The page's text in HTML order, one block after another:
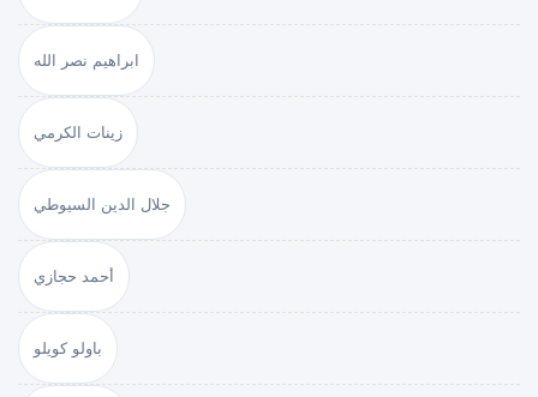
ابراهيم نصر الله
زينات الكرمي
جلال الدين السيوطي
أحمد حجازي
باولو كويلو